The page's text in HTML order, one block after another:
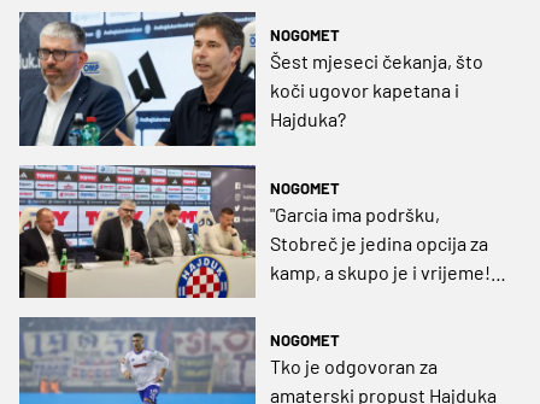
NOGOMET
Šest mjeseci čekanja, što
koči ugovor kapetana i
Hajduka?
NOGOMET
"Garcia ima podršku,
Stobreč je jedina opcija za
kamp, a skupo je i vrijeme!
NOGOMET
Tko je odgovoran za
amaterski propust Hajduka